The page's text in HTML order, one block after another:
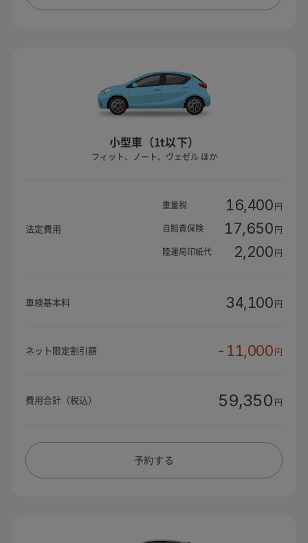
小型車（1t以下）
フィット、ノート、ヴェゼル ほか
法定費用
重量税 16,400円
自賠責保険
17,650円
陸運局印紙代
2,200円
車検基本料 34,100円
ネット限定割引額 -11,000円
費用合計（税込） 59,350 円
予約する